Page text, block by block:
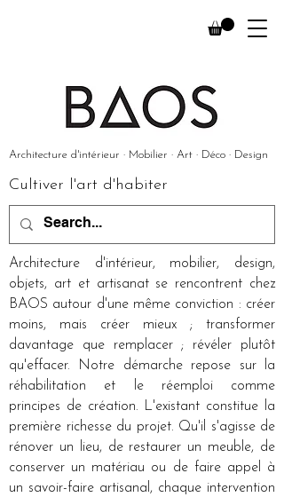
Cultiver l'art d'habiter
Architecture d'intérieur · Mobilier · Art · Déco · Design
Architecture d'intérieur, mobilier, design,
objets, art et artisanat se rencontrent chez
BAOS autour d'une même conviction : créer
moins, mais créer mieux ; transformer
davantage que remplacer ; révéler plutôt
qu'effacer. Notre démarche repose sur la
réhabilitation et le réemploi comme
principes de création. L'existant constitue la
première richesse du projet. Qu'il s'agisse de
rénover un lieu, de restaurer un meuble, de
conserver un matériau ou de faire appel à
un savoir-faire artisanal, chaque intervention